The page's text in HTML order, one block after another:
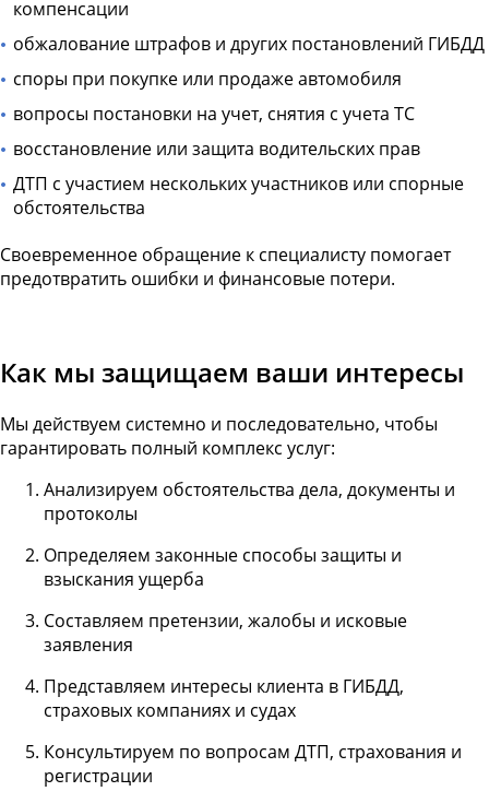
компенсации
обжалование штрафов и других постановлений ГИБДД
споры при покупке или продаже автомобиля
вопросы постановки на учет, снятия с учета ТС
восстановление или защита водительских прав
ДТП с участием нескольких участников или спорные
обстоятельства
Своевременное обращение к специалисту помогает
предотвратить ошибки и финансовые потери.
Как мы защищаем ваши интересы
Мы действуем системно и последовательно, чтобы
гарантировать полный комплекс услуг:
Анализируем обстоятельства дела, документы и
протоколы
Определяем законные способы защиты и
взыскания ущерба
Составляем претензии, жалобы и исковые
заявления
Представляем интересы клиента в ГИБДД,
страховых компаниях и судах
Консультируем по вопросам ДТП, страхования и
регистрации